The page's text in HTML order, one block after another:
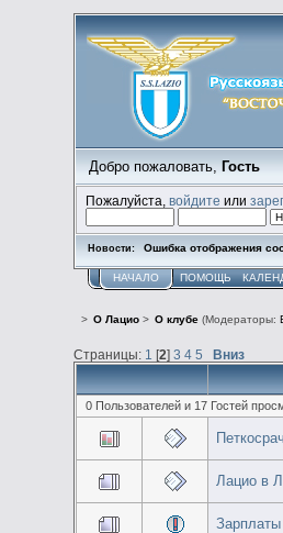
Добро пожаловать, Гость
Пожалуйста,войдите или
Новости: Ошибка отображения
НАЧАЛО ПОМОЩЬ
> О Лацио> О клубе(Модераторы:
Страницы: 1 [2]3 4 5
Вниз
0 Пользователей и 17 Гостей
Петкосрач
Лацио в
Зарплаты